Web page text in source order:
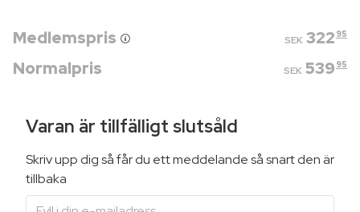
Medlemspris SEK 322 95
Normalpris SEK 539 95
Varan är tillfälligt slutsåld
Skriv upp dig så får du ett meddelande så snart den är
tillbaka